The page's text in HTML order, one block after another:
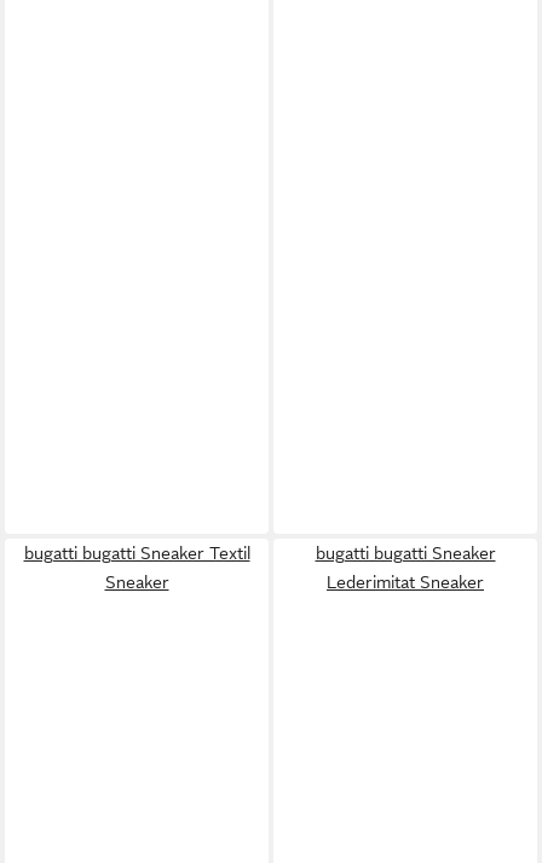
bugatti bugatti Sneaker Textil
Sneaker
bugatti bugatti Sneaker
Lederimitat Sneaker